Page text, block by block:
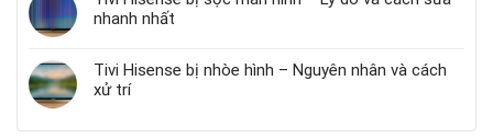
nhanh nhất
Tivi Hisense bị nhòe hình – Nguyên nhân và cách
xử trí